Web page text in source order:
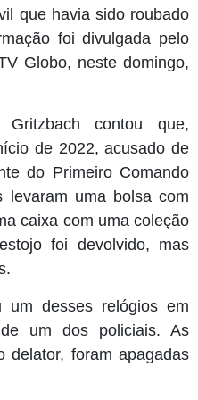
que havia sido roubado
foi divulgada pelo
Globo, neste domingo,
Gritzbach contou que,
de 2022, acusado de
do Primeiro Comando
levaram uma bolsa com
caixa com uma coleção
foi devolvido, mas
um desses relógios em
um dos policiais. As
delator, foram apagadas